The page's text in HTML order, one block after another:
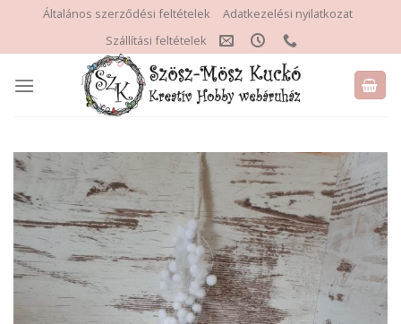
content
Általános szerződési feltételek
Adatkezelési nyilatkozat
Szállítási feltételek